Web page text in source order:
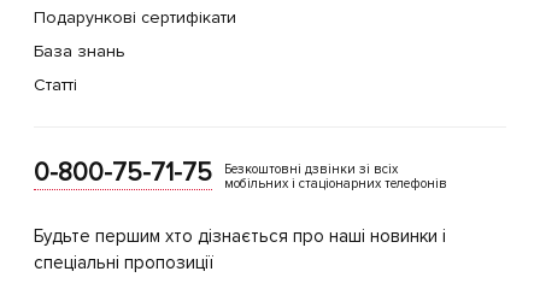
Подарункові сертифікати
База знань
Статті
0-800-75-71-75
Безкоштовні дзвінки зі всіх
мобільних і стаціонарних телефонів
Будьте першим хто дізнається про наші новинки і
спеціальні пропозиції